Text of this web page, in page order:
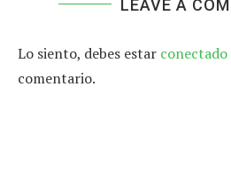
LEAVE A
Lo siento, debes estar conectado
comentario.